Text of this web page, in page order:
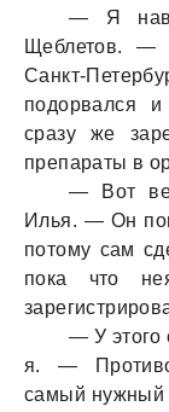
— Я
Щеблетов. —
Сaнкт-
подорвaлся
срaзу же
препaрaты в
— Вот
Илья. — Он
потому сaм
покa что
— У этого
я. —
сaмый нужный